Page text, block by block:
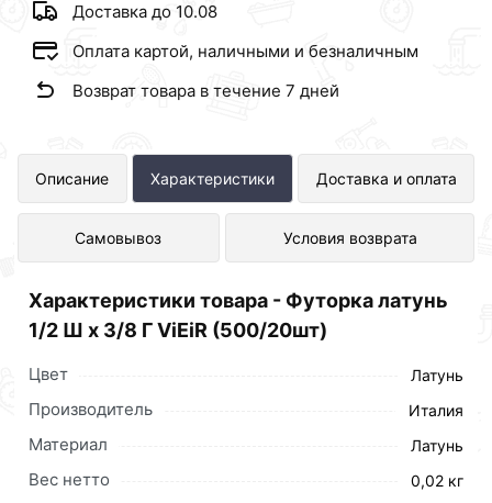
Доставка до 10.08
Оплата картой, наличными и безналичным
Возврат товара в течение 7 дней
Описание Характеристики Доставка и оплата
Самовывоз Условия возврата
Футорка латунь 1/2 Ш х 3/8 Г ViEiR
(500/20шт) представлен в
интернет-магазине Сантехника по
Характеристики товара - Футорка латунь
1/2 Ш х 3/8 Г ViEiR (500/20шт)
Цвет Латунь
Производитель Италия
Материал Латунь
Вес нетто 0,02 кг